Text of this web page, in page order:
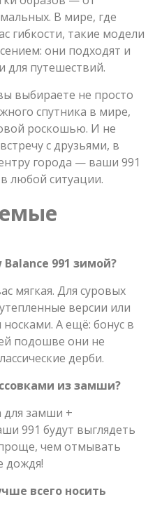
В мире, где
гибкости, такие модели
они подходят и
для путешествий.
выбираете не просто
спутника в мире,
роскошью. И не
с друзьями, в
города — ваши 991
любой ситуации.
991 зимой?
мягкая. Для суровых
версии или
А ещё: бонус в
подошве они не
дерби.
из замши?
для замши +
991 будут выглядеть
чем отмывать
дождя!
всего носить